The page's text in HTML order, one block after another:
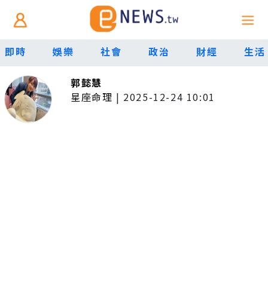
即時 娛樂 社會 政治 財經 生活
郭懿慧
星座命理 | 2025-12-24 10:01